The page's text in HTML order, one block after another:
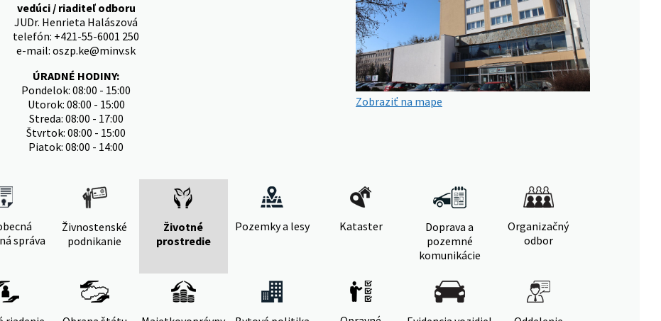
vedúci / riaditeľ odboru
JUDr. Henrieta Halászová
telefón: +421-55-6001 250
e-mail: oszp.ke@minv.sk
ÚRADNÉ HODINY:
Pondelok: 08:00 - 15:00
Utorok: 08:00 - 15:00
Streda: 08:00 - 17:00
Štvrtok: 08:00 - 15:00
Piatok: 08:00 - 14:00
Zobraziť na mape
správa
Živnostenské
podnikanie
Životné
prostredie
Pozemky a lesy Kataster
Doprava a
pozemné
komunikácie
Organizačný
odbor